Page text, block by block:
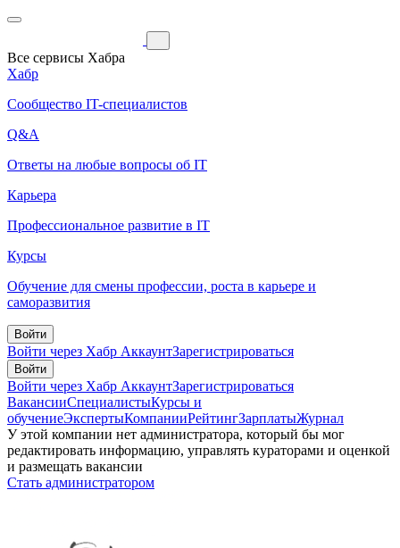
Все сервисы Хабра
Хабр
Сообщество IT-специалистов
Q&A
Ответы на любые вопросы об IT
Карьера
Профессиональное развитие в IT
Курсы
Обучение для смены профессии, роста в карьере и
саморазвития
Войти
Войти через Хабр АккаунтЗарегистрироваться
Войти
Войти через Хабр АккаунтЗарегистрироваться
ВакансииСпециалистыКурсы и
обучениеЭкспертыКомпанииРейтингЗарплатыЖурнал
У этой компании нет администратора, который бы мог
редактировать информацию, управлять кураторами и оценкой
и размещать вакансии
Стать администратором